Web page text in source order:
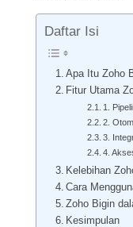
Daftar Isi
Apa Itu Zoho
Fitur Utama
1.
2.
3.
4.
Kelebihan
Cara
Zoho Bigin
Kesimpulan